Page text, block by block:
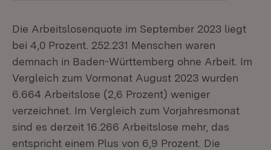
Die Arbeitslosenquote im September 2023 liegt
bei 4,0 Prozent. 252.231 Menschen waren
demnach in Baden-Württemberg ohne Arbeit. Im
Vergleich zum Vormonat August 2023 wurden
6.664 Arbeitslose (2,6 Prozent) weniger
verzeichnet. Im Vergleich zum Vorjahresmonat
sind es derzeit 16.266 Arbeitslose mehr, das
entspricht einem Plus von 6,9 Prozent. Die